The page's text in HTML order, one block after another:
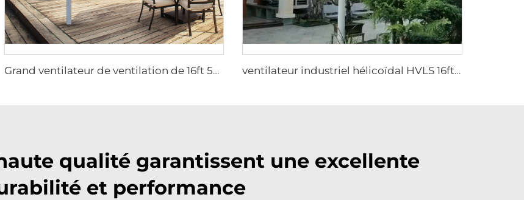
Grand ventilateur de ventilation de 16ft 5m monté sur colonne au plafond avec moteur PMSM ventilateur industriel hélicoïdal HVLS 16ft 24ft avec moteur PMSM à fort débit d'air 220v, type ventilateur vertical librement positionnable sur colonne
qualité garantissent une excellente
et performance